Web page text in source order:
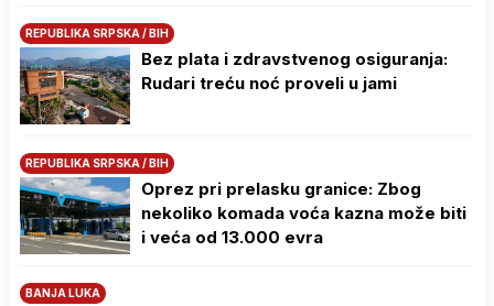
REPUBLIKA SRPSKA / BIH
Bez plata i zdravstvenog osiguranja:
Rudari treću noć proveli u jami
REPUBLIKA SRPSKA / BIH
Oprez pri prelasku granice: Zbog
nekoliko komada voća kazna može biti
i veća od 13.000 evra
BANJA LUKA